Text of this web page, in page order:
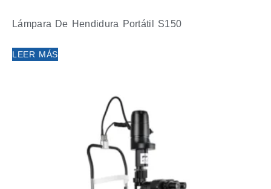
Lámpara De Hendidura Portátil S150
LEER MÁS